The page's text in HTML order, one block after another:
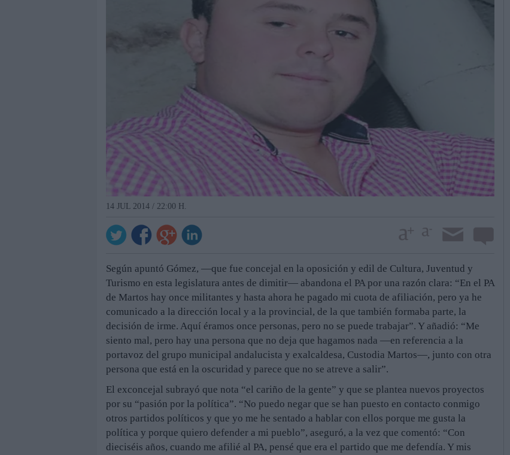
14 JUL 2014 / 22:00 H.
Según apuntó Gómez, —que fue concejal en la oposición y edil de Cultura, Juventud y
Turismo en esta legislatura antes de dimitir— abandona el PA por una razón clara: “En el PA
de Martos hay once militantes y hasta ahora he pagado mi cuota de afiliación, pero ya he
comunicado a la dirección local y a la provincial, de la que también formaba parte, la
decisión de irme. Aquí éramos once personas, pero no se puede trabajar”. Y añadió: “Me
siento mal, pero hay una persona que no deja que hagamos nada —en referencia a la
portavoz del grupo municipal andalucista y exalcaldesa, Custodia Martos—, junto con otra
persona que está en la oscuridad y parece que no se atreve a salir”.
El exconcejal subrayó que nota “el cariño de la gente” y que se plantea nuevos proyectos
por su “pasión por la política”. “No puedo negar que se han puesto en contacto conmigo
otros partidos políticos y que yo me he sentado a hablar con ellos porque me gusta la
política y porque quiero defender a mi pueblo”, aseguró, a la vez que comentó: “Con
dieciséis años, cuando me afilié al PA, pensé que era el partido que me defendía. Y mis